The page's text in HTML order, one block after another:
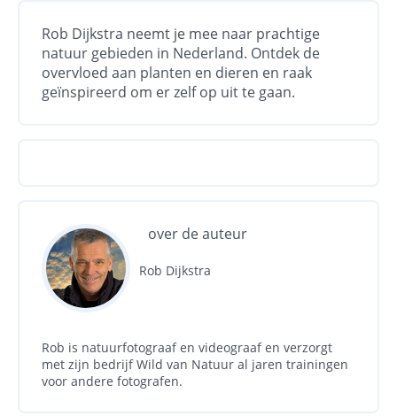
Rob Dijkstra neemt je mee naar prachtige
natuur gebieden in Nederland. Ontdek de
overvloed aan planten en dieren en raak
geïnspireerd om er zelf op uit te gaan.
over de auteur
Rob Dijkstra
Rob is natuurfotograaf en videograaf en verzorgt
met zijn bedrijf Wild van Natuur al jaren trainingen
voor andere fotografen.